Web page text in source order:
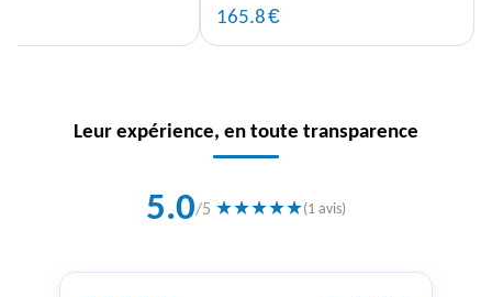
165.8€
Leur expérience, en toute transparence
5.0/5 ★★★★★(1 avis)